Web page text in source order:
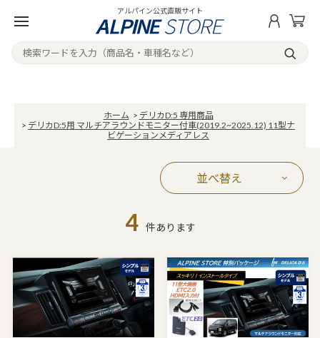
アルパイン公式直販サイト
ホーム > デリカD:5 専用商品
> デリカD:5用 マルチアラウンドモニター付車(2019.2~2025.12) 11型ナ
ビゲーションメディアレス
並べ替え
4 件あります